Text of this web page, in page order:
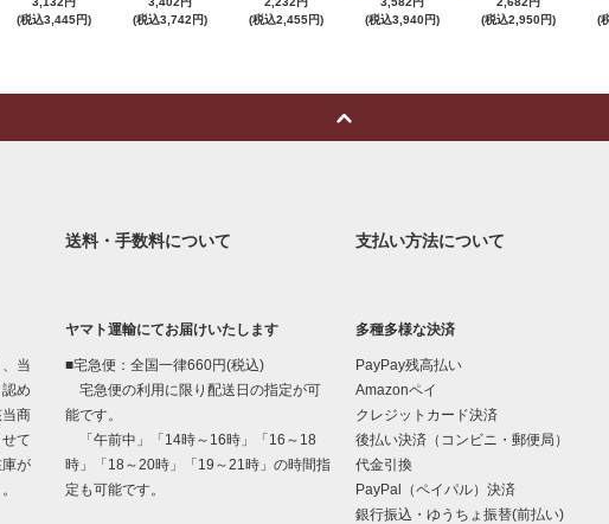
(税込3,445円)
(税込3,742円)
(税込2,455円)
(税込3,940円)
(税込2,950円)
(
当
め
商
て
が
送料・手数料について
ヤマト運輸にてお届けいたします
■宅急便：全国一律660円(税込)
宅急便の利用に限り配送日の指定が可
能です。
「午前中」「14時～16時」「16～18
時」「18～20時」「19～21時」の時間指
定も可能です。
支払い方法について
多種多様な決済
PayPay残高払い
Amazonペイ
クレジットカード決済
後払い決済（コンビニ・郵便局）
代金引換
PayPal（ペイパル）決済
銀行振込・ゆうちょ振替(前払い)